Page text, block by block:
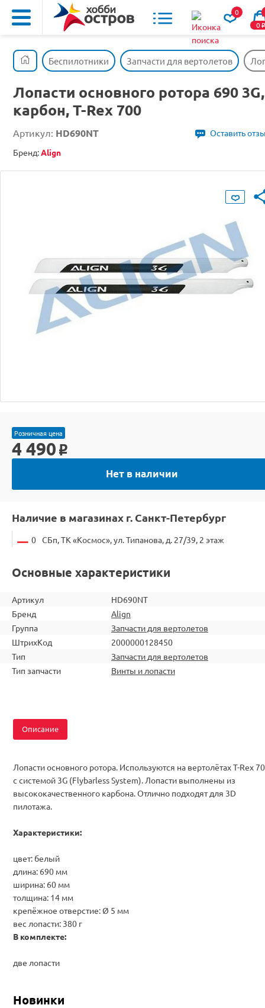
0
0o
Беспилотники Запчасти для вертолетов
Лопасти основного ротора 690 3G,
карбон, T-Rex 700
Артикул: HD690NT
Оставить
Бренд:Align
Розничная цена
4 490 o
Нет в наличии
Наличие в магазинах г. Санкт-Петербург
0 СБп, ТК «Космос», ул. Типанова, д. 27/39, 2 этаж
Основные характеристики
Артикул
HD690NT
Бренд
Align
Группа
Запчасти для вертолетов
ШтрихКод
2000000128450
Тип
Запчасти для вертолетов
Тип запчасти
Винты и лопасти
Описание
Лопасти основного ротора. Используются на вертолётах T-Rex
с системой 3G (Flybarless System). Лопасти выполнены из
высококачественного карбона. Отлично подходят для 3D
пилотажа.
Характеристики:
цвет: белый
длина: 690 мм
ширина: 60 мм
толщина: 14 мм
крепёжное отверстие: Ø 5 мм
вес лопасти: 380 г
В комплекте:
две лопасти
Новинки